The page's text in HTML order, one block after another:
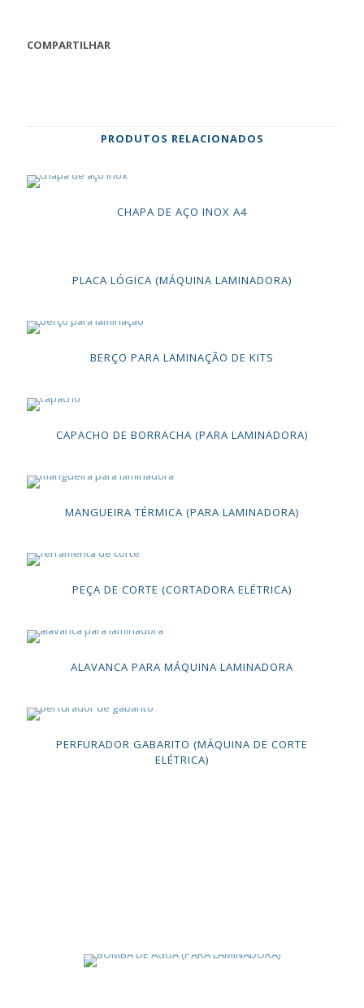
COMPARTILHAR
PRODUTOS RELACIONADOS
CHAPA DE AÇO INOX A4
PLACA LÓGICA (MÁQUINA LAMINADORA)
BERÇO PARA LAMINAÇÃO DE KITS
CAPACHO DE BORRACHA (PARA LAMINADORA)
MANGUEIRA TÉRMICA (PARA LAMINADORA)
PEÇA DE CORTE (CORTADORA ELÉTRICA)
ALAVANCA PARA MÁQUINA LAMINADORA
PERFURADOR GABARITO (MÁQUINA DE CORTE
ELÉTRICA)